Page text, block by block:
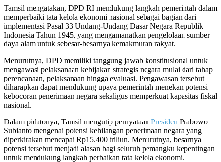
Tamsil mengatakan, DPD RI mendukung langkah pemerintah dalam
memperbaiki tata kelola ekonomi nasional sebagai bagian dari
implementasi Pasal 33 Undang-Undang Dasar Negara Republik
Indonesia Tahun 1945, yang mengamanatkan pengelolaan sumber
daya alam untuk sebesar-besarnya kemakmuran rakyat.
Menurutnya, DPD memiliki tanggung jawab konstitusional untuk
mengawasi pelaksanaan kebijakan strategis negara mulai dari tahap
perencanaan, pelaksanaan hingga evaluasi. Pengawasan tersebut
diharapkan dapat mendukung upaya pemerintah menekan potensi
kebocoran penerimaan negara sekaligus memperkuat kapasitas fiskal
nasional.
Dalam pidatonya, Tamsil mengutip pernyataan Presiden Prabowo
Subianto mengenai potensi kehilangan penerimaan negara yang
diperkirakan mencapai Rp15.400 triliun. Menurutnya, besarnya
potensi tersebut menjadi alasan bagi seluruh pemangku kepentingan
untuk mendukung langkah perbaikan tata kelola ekonomi.